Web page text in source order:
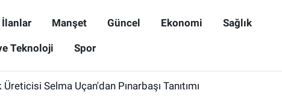
İlanlar Manşet Güncel Ekonomi Sağlık
Teknoloji Spor
Selma Uçan'dan Pınarbaşı Tanıtımı